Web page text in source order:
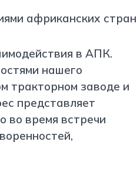
в АПК.
нашего
тракторном заводе и
представляет
во время встречи